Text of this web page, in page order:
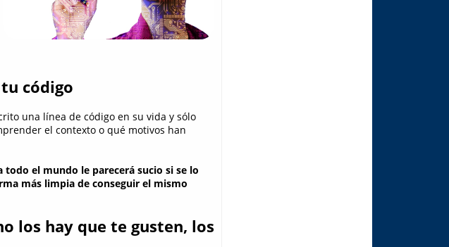
código
una línea de código en su vida y sólo
el contexto o qué motivos han
el mundo le parecerá sucio si se lo
más limpia de conseguir el mismo
los hay que te gusten, los